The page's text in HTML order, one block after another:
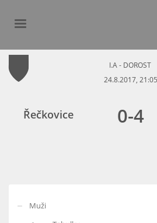
I.A - DOROST
24.8.2017, 21:05
Řečkovice 0-4
Muži